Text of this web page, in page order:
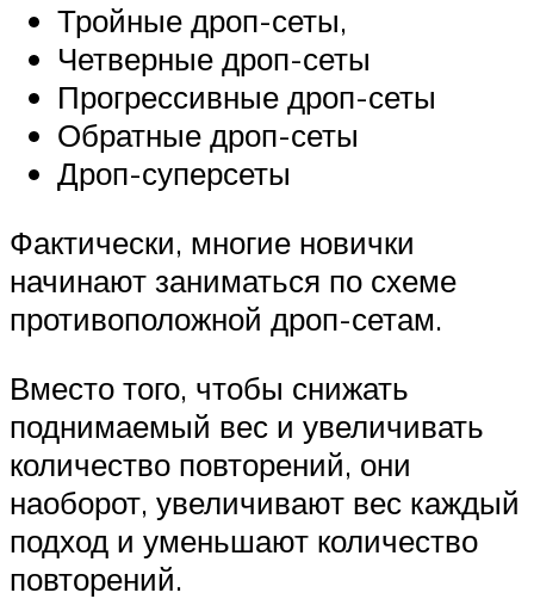
Тройные дроп-сеты,
Четверные дроп-сеты
Прогрессивные дроп-сеты
Обратные дроп-сеты
Дроп-суперсеты
Фактически, многие новички
начинают заниматься по схеме
противоположной дроп-сетам.
Вместо того, чтобы снижать
поднимаемый вес и увеличивать
количество повторений, они
наоборот, увеличивают вес каждый
подход и уменьшают количество
повторений.